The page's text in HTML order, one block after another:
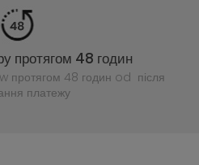
протягом 48 годин
протягом 48 годин od після
платежу